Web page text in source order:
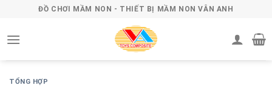
content
ĐỒ CHƠI MẦM NON - THIẾT BỊ MẦM NON VÂN ANH
TỔNG HỢP